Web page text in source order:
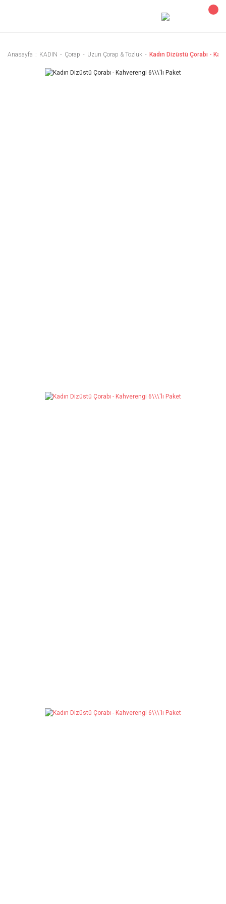
Anasayfa KADIN Çorap Uzun Çorap & Tozluk Kadın Dizüstü Çorabı -